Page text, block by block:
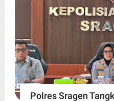
Polres Sragen